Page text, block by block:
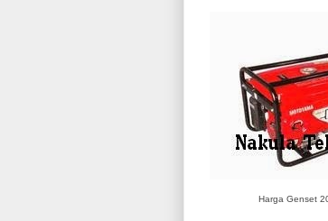
Harga Genset